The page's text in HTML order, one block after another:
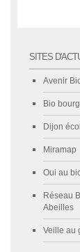
SITES
Avenir
Bio
Dijon
Miramap
Oui au
Réseau
Abeilles
Veille au